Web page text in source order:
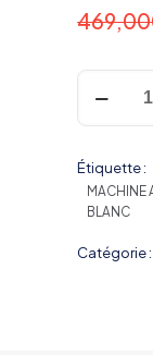
quantité
MACHINE
LAVER
SAMSUNG
11KG
BLANC
Étiquette :
MACHINE
BLANC
Catégorie